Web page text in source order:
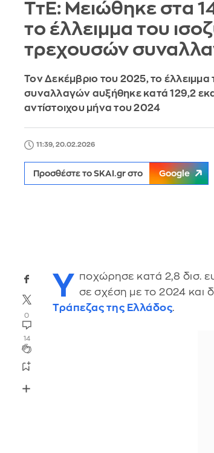
ΤτΕ: Μειώθηκε στα
το έλλειμμα του
τρεχουσών
Τον Δεκέμβριο του 2025, το
συναλλαγών αυξήθηκε κατά 129,2
αντίστοιχου μήνα του 2024
11:39, 20.02.2026
Προσθέστε το SKAI.gr στο Google
0
14
Υ ποχώρησε κατά 2,8 δισ.
σε σχέση με το 2024 και
Τράπεζας της Ελλάδος.